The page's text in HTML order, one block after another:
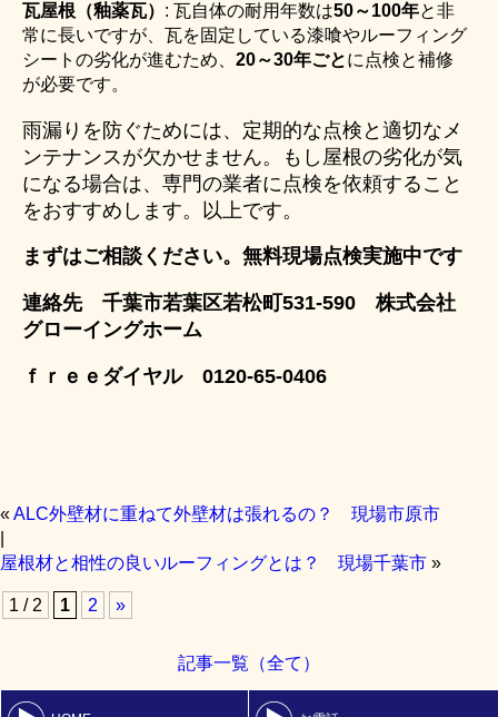
瓦屋根（釉薬瓦） : 瓦自体の耐用年数は50～100年と非
常に長いですが、瓦を固定している漆喰やルーフィング
シートの劣化が進むため、 20～30年ごとに点検と補修
が必要です。
雨漏りを防ぐためには、定期的な点検と適切なメ
ンテナンスが欠かせません。もし屋根の劣化が気
になる場合は、専門の業者に点検を依頼すること
をおすすめします。以上です。
まずはご相談ください。無料現場点検実施中です
連絡先 千葉市若葉区若松町531-590 株式会社
グローイングホーム
ｆｒｅｅダイヤル 0120-65-0406
«ALC外壁材に重ねて外壁材は張れるの？ 現場市原市
屋根材と相性の良いルーフィングとは？ 現場千葉市 »
1 / 2 1 2 »
記事一覧（全て）